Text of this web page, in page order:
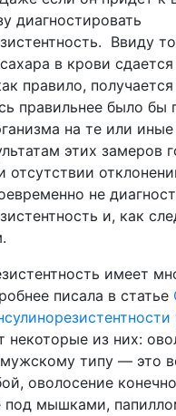
диагностировать
Ввиду
в крови
правило,
правильнее было бы
на те или
этих замеров
отсутствии
не
и, как
имеет
писала в статье
некоторые из них:
типу — это
оволосение
под мышками,